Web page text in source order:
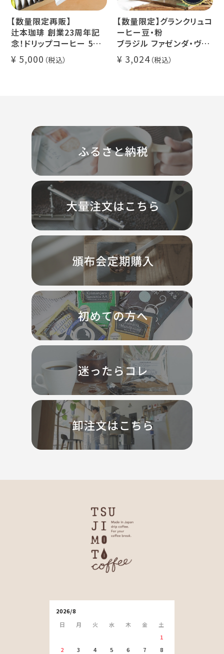
【数量限定再販】
辻本珈琲 創業23周年記
念！ドリップコーヒー 5種
50杯セット
アニバーサリーブレンド
5,000
【数量限定】グランクリュコ
ーヒー豆・粉
ブラジル ファゼンダ・ヴァ
レ・ド・クリスタル（100g /
200g / 1kg）
3,024
2026/8
日
月 火 水 木 金
土
1
2
3 4 5 6 7 8